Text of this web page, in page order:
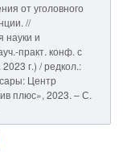
от уголовного
//
науки и
практ. конф. с
г.) / редкол.:
Центр
плюс», 2023. – С.